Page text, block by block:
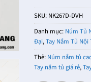
SKU: NK267D-DVH
Danh mục: Núm Tủ
Đại,Tay Nắm Tủ Nội
Thẻ: Núm nắm tủ
Tay nắm tủ giá rẻ,